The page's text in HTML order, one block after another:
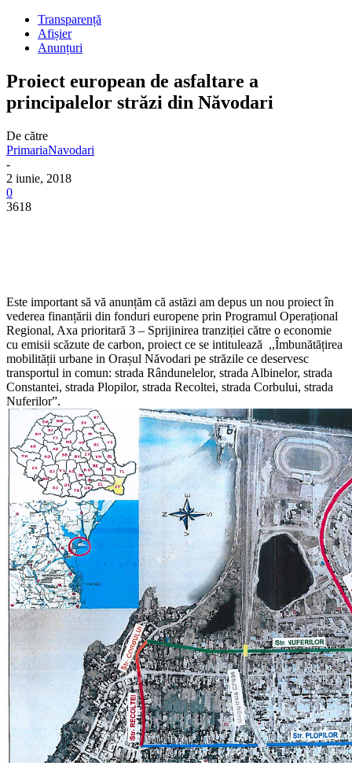
Transparență
Afișier
Anunțuri
Proiect european de asfaltare a
principalelor străzi din Năvodari
De către
PrimariaNavodari
-
2 iunie, 2018
0
3618
Este important să vă anunțăm că astăzi am depus un nou proiect în
vederea finanțării din fonduri europene prin Programul Operațional
Regional, Axa prioritară 3 – Sprijinirea tranziției către o economie
cu emisii scăzute de carbon, proiect ce se intitulează ,,Îmbunătățirea
mobilității urbane in Orașul Năvodari pe străzile ce deservesc
transportul in comun: strada Rândunelelor, strada Albinelor, strada
Constantei, strada Plopilor, strada Recoltei, strada Corbului, strada
Nuferilor”.